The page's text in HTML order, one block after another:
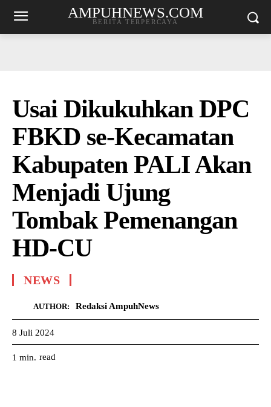
AMPUHNEWS.COM
BERITA TERPERCAYA
Usai Dikukuhkan DPC
FBKD se-Kecamatan
Kabupaten PALI Akan
Menjadi Ujung
Tombak Pemenangan
HD-CU
NEWS
AUTHOR: Redaksi AmpuhNews
8 Juli 2024
1 min. read